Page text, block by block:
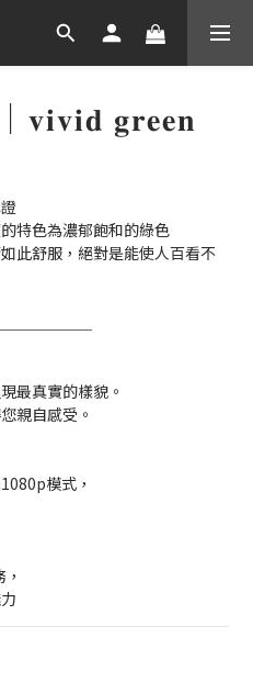
𝐠𝐫𝐞𝐞𝐧
特色為濃郁飽和的綠色
此舒服，絕對是能使人百看不
＿＿＿＿＿
最真實的樣貌。
親自感受。
模式，